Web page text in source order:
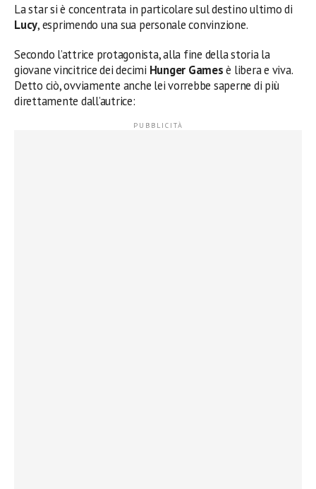
La star si è concentrata in particolare sul destino ultimo di
Lucy, esprimendo una sua personale convinzione.
Secondo l’attrice protagonista, alla fine della storia la
giovane vincitrice dei decimi Hunger Gamesè libera e viva.
Detto ciò, ovviamente anche lei vorrebbe saperne di più
direttamente dall’autrice: